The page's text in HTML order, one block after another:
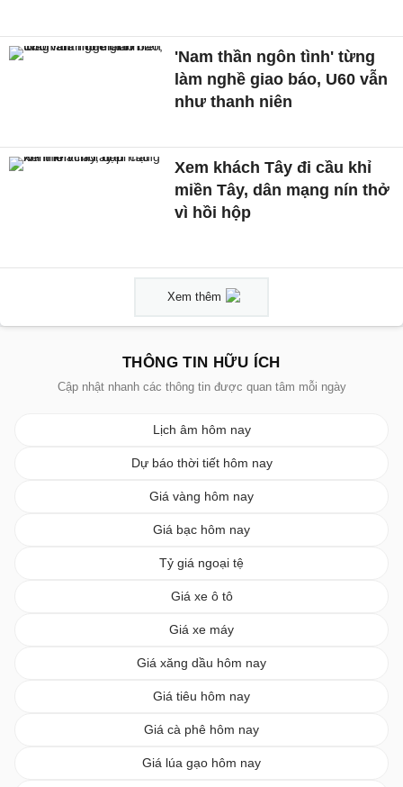
'Nam thần ngôn tình' từng
làm nghề giao báo, U60 vẫn
như thanh niên
Xem khách Tây đi cầu khỉ
miền Tây, dân mạng nín thở
vì hồi hộp
Xem thêm
THÔNG TIN HỮU ÍCH
Cập nhật nhanh các thông tin được quan tâm mỗi ngày
Lịch âm hôm nay
Dự báo thời tiết hôm nay
Giá vàng hôm nay
Giá bạc hôm nay
Tỷ giá ngoại tệ
Giá xe ô tô
Giá xe máy
Giá xăng dầu hôm nay
Giá tiêu hôm nay
Giá cà phê hôm nay
Giá lúa gạo hôm nay